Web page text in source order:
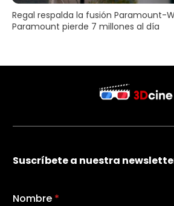
Regal respalda la fusión Paramount-
Paramount pierde 7 millones al día
Suscríbete a nuestra
Nombre *